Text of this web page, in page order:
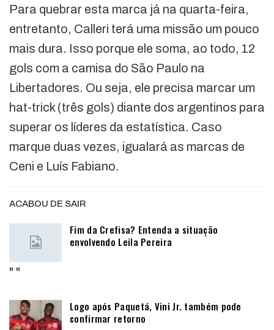
Para quebrar esta marca já na quarta-feira,
entretanto, Calleri terá uma missão um pouco
mais dura. Isso porque ele soma, ao todo, 12
gols com a camisa do São Paulo na
Libertadores. Ou seja, ele precisa marcar um
hat-trick (três gols) diante dos argentinos para
superar os líderes da estatística. Caso
marque duas vezes, igualará as marcas de
Ceni e Luís Fabiano.
ACABOU DE SAIR
Fim da Crefisa? Entenda a situação
envolvendo Leila Pereira
" "
Logo após Paquetá, Vini Jr. também pode
confirmar retorno